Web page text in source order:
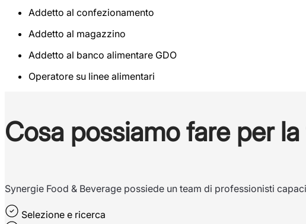
Addetto al confezionamento
Addetto al magazzino
Addetto al banco alimentare GDO
Operatore su linee alimentari
Cosa possiamo fare per
Synergie Food & Beverage possiede un team di professionisti
Selezione e ricerca